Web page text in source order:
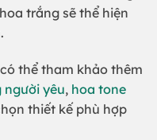
trắng sẽ thể hiện
thể tham khảo thêm
người yêu, hoa tone
thiết kế phù hợp